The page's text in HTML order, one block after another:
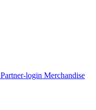
Partner-login Merchandise